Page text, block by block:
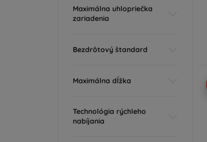
Maximálna uhlopriečka
zariadenia
Bezdrôtový štandard
Maximálna dĺžka
Technológia rýchleho
nabíjania